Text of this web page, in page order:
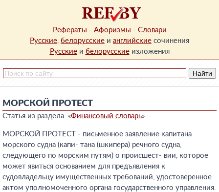
Рефераты - Афоризмы - Словари
Русские, белорусские и английские сочинения
Русскиеи белорусскиеизложения
МОРСКОЙ ПРОТЕСТ
Статья из раздела: «Финансовый словарь»
МОРСКОЙ ПРОТЕСТ - письменное заявление капитана
морского судна (капи- тана (шкипера) речного судна,
следующего по морским путям) о происшест- вии, которое
может явиться основанием для предъявления к
судовладельцу имущественных требований, удостоверенное
актом уполномоченного органа государственного управления.